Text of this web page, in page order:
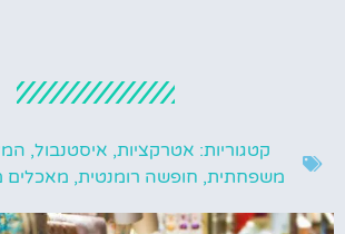
קטגוריות: אטרקציות, איסטנבול,
משפחתית, חופשה רומנטית, מאכלים